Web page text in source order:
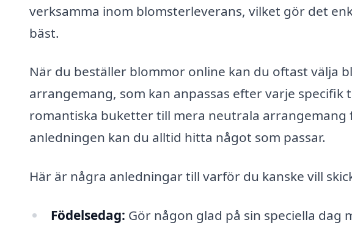
verksamma inom blomsterleverans, vilket gör det
bäst.
När du beställer blommor online kan du oftast välja
arrangemang, som kan anpassas efter varje
romantiska buketter till mera neutrala
anledningen kan du alltid hitta något som passar.
Här är några anledningar till varför du kanske vill
Födelsedag: Gör någon glad på sin speciella dag